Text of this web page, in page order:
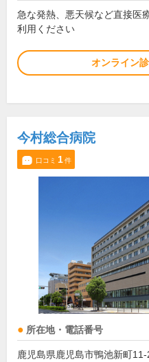
急な発熱、悪天候など直接医
利用ください
オンライン
今村総合病院
口コミ 1件
所在地・電話番号
鹿児島県鹿児島市鴨池新町11-